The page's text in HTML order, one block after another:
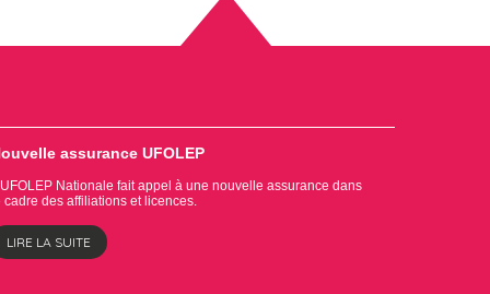
assurance UFOLEP
Nationale fait appel à une nouvelle assurance dans
cadre des affiliations et licences.
LIRE LA SUITE